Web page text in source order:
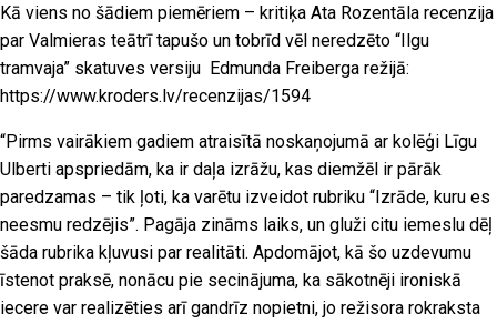
Kā viens no šādiem piemēriem – kritiķa Ata Rozentāla recenzija
par Valmieras teātrī tapušo un tobrīd vēl neredzēto “Ilgu
tramvaja” skatuves versiju Edmunda Freiberga režijā:
https://www.kroders.lv/recenzijas/1594
“Pirms vairākiem gadiem atraisītā noskaņojumā ar kolēģi Līgu
Ulberti apspriedām, ka ir daļa izrāžu, kas diemžēl ir pārāk
paredzamas – tik ļoti, ka varētu izveidot rubriku “Izrāde, kuru es
neesmu redzējis”. Pagāja zināms laiks, un gluži citu iemeslu dēļ
šāda rubrika kļuvusi par realitāti. Apdomājot, kā šo uzdevumu
īstenot praksē, nonācu pie secinājuma, ka sākotnēji ironiskā
iecere var realizēties arī gandrīz nopietni, jo režisora rokraksta